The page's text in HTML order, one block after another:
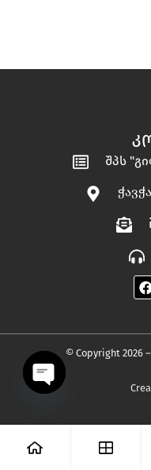
შპს
© Copyright 2026